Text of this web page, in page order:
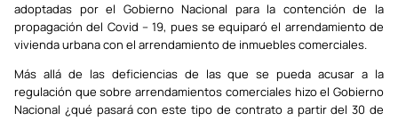
adoptadas por el Gobierno Nacional para la contención de la
propagación del Covid – 19, pues se equiparó el arrendamiento de
vivienda urbana con el arrendamiento de inmuebles comerciales.
Más allá de las deficiencias de las que se pueda acusar a la
regulación que sobre arrendamientos comerciales hizo el Gobierno
Nacional ¿qué pasará con este tipo de contrato a partir del 30 de